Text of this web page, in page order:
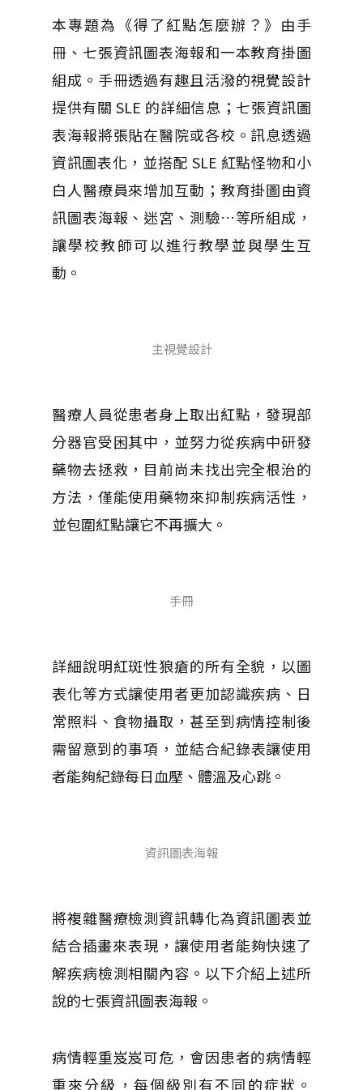
本專題為《得了紅點怎麼辦？》由手
冊、七張資訊圖表海報和一本教育掛圖
組成。手冊透過有趣且活潑的視覺設計
提供有關 SLE 的詳細信息；七張資訊圖
表海報將張貼在醫院或各校。訊息透過
資訊圖表化，並搭配 SLE 紅點怪物和小
白人醫療員來增加互動；教育掛圖由資
訊圖表海報、迷宮、測驗…等所組成，
讓學校教師可以進行教學並與學生互
動。​​​
主視覺設計
醫療人員從患者身上取出紅點，發現部
分器官受困其中，並努力從疾病中研發
藥物去拯救，目前尚未找出完全根治的
方法，僅能使用藥物來抑制疾病活性，
並包圍紅點讓它不再擴大。
手冊
詳細說明紅斑性狼瘡的所有全貌，以圖
表化等方式讓使用者更加認識疾病、日
常照料、食物攝取，甚至到病情控制後
需留意到的事項，​​​​​​​並結合紀錄表讓使用
者能夠紀錄每日血壓、體溫及心跳。
資訊圖表海報
將複雜醫療檢測資訊轉化為資訊圖表並
結合插畫來表現，​​​​​​​讓使用者能夠快速了
解疾病檢測相關內容。以下介紹上述所
說的七張資訊圖表海報。
病情輕重岌岌可危，會因患者的病情輕
重來分級，每個級別有不同的症狀。